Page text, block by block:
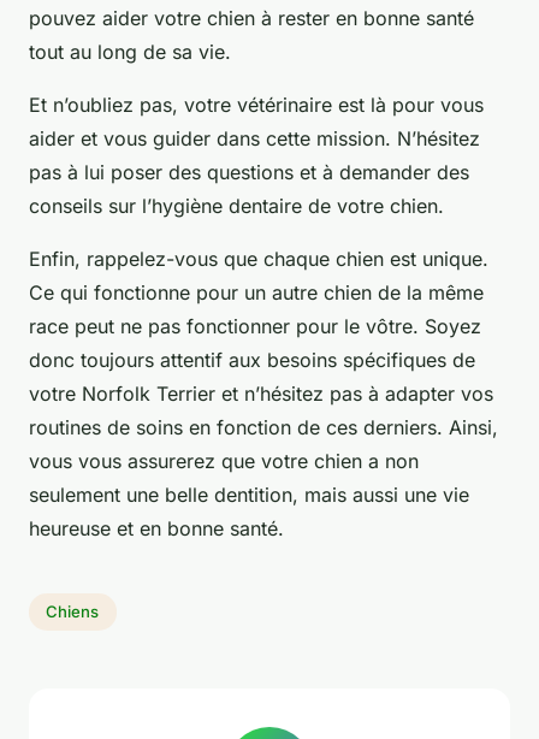
pouvez aider votre chien à rester en bonne santé
tout au long de sa vie.
Et n’oubliez pas, votre vétérinaire est là pour vous
aider et vous guider dans cette mission. N’hésitez
pas à lui poser des questions et à demander des
conseils sur l’hygiène dentaire de votre chien.
Enfin, rappelez-vous que chaque chien est unique.
Ce qui fonctionne pour un autre chien de la même
race peut ne pas fonctionner pour le vôtre. Soyez
donc toujours attentif aux besoins spécifiques de
votre Norfolk Terrier et n’hésitez pas à adapter vos
routines de soins en fonction de ces derniers. Ainsi,
vous vous assurerez que votre chien a non
seulement une belle dentition, mais aussi une vie
heureuse et en bonne santé.
Chiens